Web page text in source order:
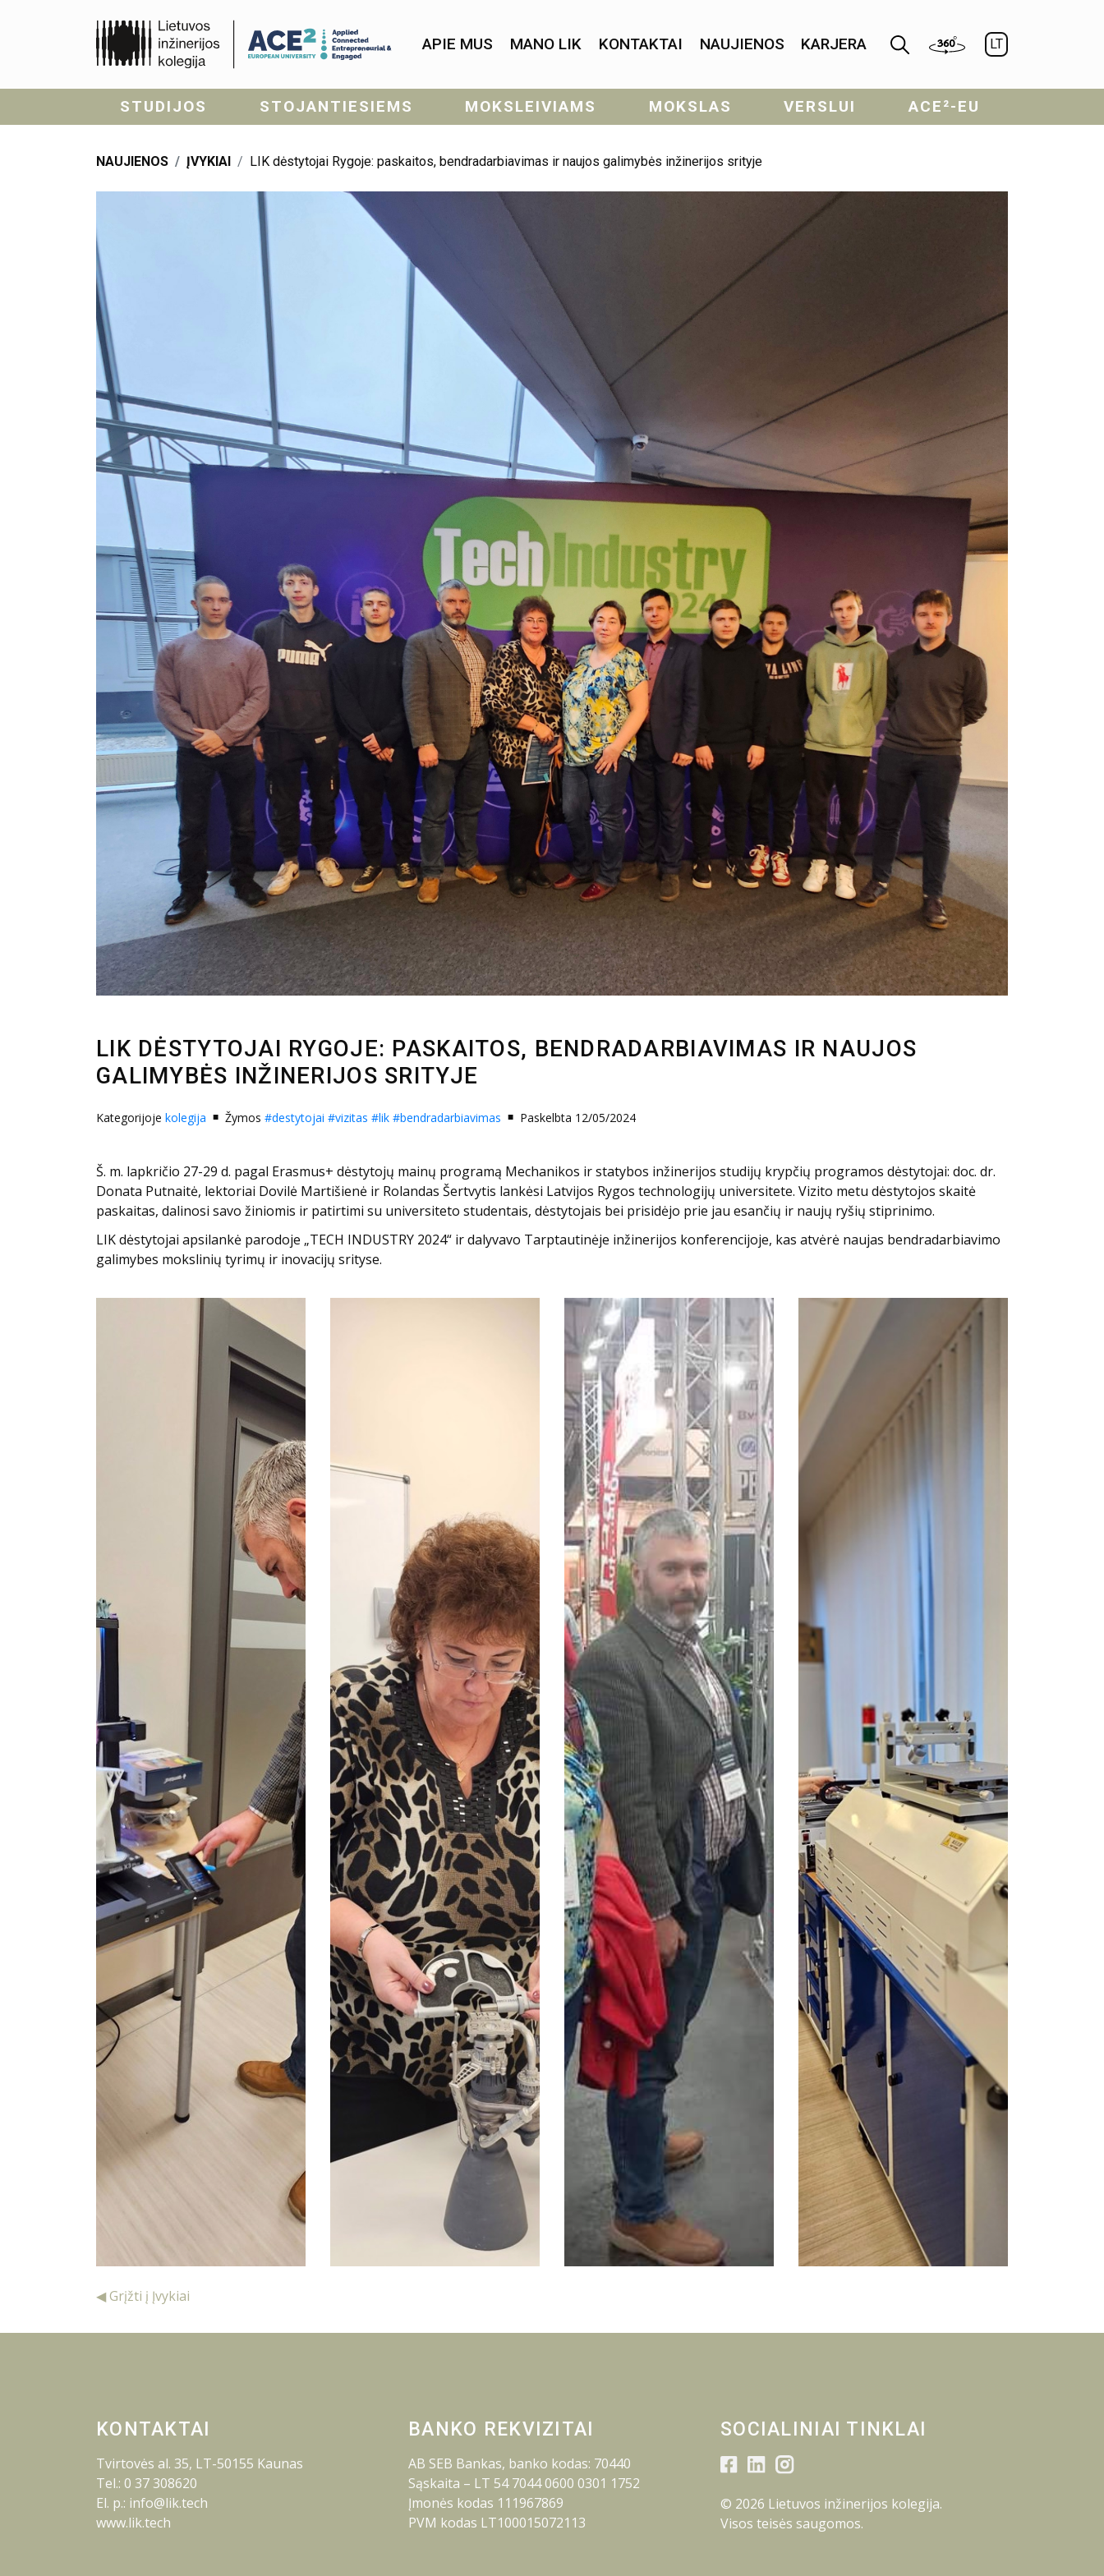
APIE MUS MANO LIK KONTAKTAI NAUJIENOS KARJERA LT
STUDIJOS STOJANTIESIEMS MOKSLEIVIAMS MOKSLAS VERSLUI ACE²-EU
NAUJIENOS ĮVYKIAI LIK dėstytojai Rygoje: paskaitos, bendradarbiavimas ir naujos galimybės inžinerijos srityje
LIK DĖSTYTOJAI RYGOJE: PASKAITOS, BENDRADARBIAVIMAS IR NAUJOS
GALIMYBĖS INŽINERIJOS SRITYJE
Kategorijoje kolegija Žymos #destytojai #vizitas #lik #bendradarbiavimas Paskelbta 12/05/2024
Š. m. lapkričio 27-29 d. pagal Erasmus+ dėstytojų mainų programą Mechanikos ir statybos inžinerijos studijų krypčių programos dėstytojai: doc. dr.
Donata Putnaitė, lektoriai Dovilė Martišienė ir Rolandas Šertvytis lankėsi Latvijos Rygos technologijų universitete. Vizito metu dėstytojos skaitė
paskaitas, dalinosi savo žiniomis ir patirtimi su universiteto studentais, dėstytojais bei prisidėjo prie jau esančių ir naujų ryšių stiprinimo.
LIK dėstytojai apsilankė parodoje „TECH INDUSTRY 2024“ ir dalyvavo Tarptautinėje inžinerijos konferencijoje, kas atvėrė naujas bendradarbiavimo
galimybes mokslinių tyrimų ir inovacijų srityse.
◀ Grįžti į Įvykiai
KONTAKTAI
Tvirtovės al. 35, LT-50155 Kaunas
Tel.: 0 37 308620
El. p.: info@lik.tech
www.lik.tech
BANKO REKVIZITAI
AB SEB Bankas, banko kodas: 70440
Sąskaita – LT 54 7044 0600 0301 1752
Įmonės kodas 111967869
PVM kodas LT100015072113
SOCIALINIAI TINKLAI
© 2026 Lietuvos inžinerijos kolegija.
Visos teisės saugomos.